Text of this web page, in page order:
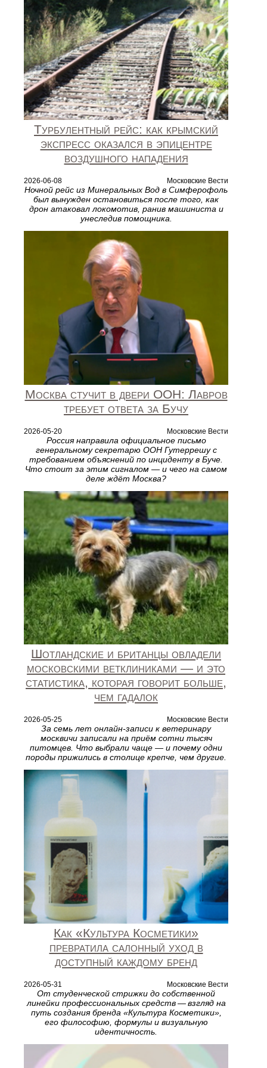
Турбулентный рейс: как крымский
экспресс оказался в эпицентре
воздушного нападения
2026-06-08 Московские Вести
Ночной рейс из Минеральных Вод в Симферофоль
был вынужден остановиться после того, как
дрон атаковал локомотив, ранив машиниста и
унеследив помощника.
Москва стучит в двери ООН: Лавров
требует ответа за Бучу
2026-05-20 Московские Вести
Россия направила официальное письмо
генеральному секретарю ООН Гутеррешу с
требованием объяснений по инциденту в Буче.
Что стоит за этим сигналом — и чего на самом
деле ждёт Москва?
Шотландские и британцы овладели
московскими ветклиниками — и это
статистика, которая говорит больше,
чем гадалок
2026-05-25 Московские Вести
За семь лет онлайн-записи к ветеринару
москвичи записали на приём сотни тысяч
питомцев. Что выбрали чаще — и почему одни
породы прижились в столице крепче, чем другие.
Как «Культура Косметики»
превратила салонный уход в
доступный каждому бренд
2026-05-31 Московские Вести
От студенческой стрижки до собственной
линейки профессиональных средств — взгляд на
путь создания бренда «Культура Косметики»,
его философию, формулы и визуальную
идентичность.